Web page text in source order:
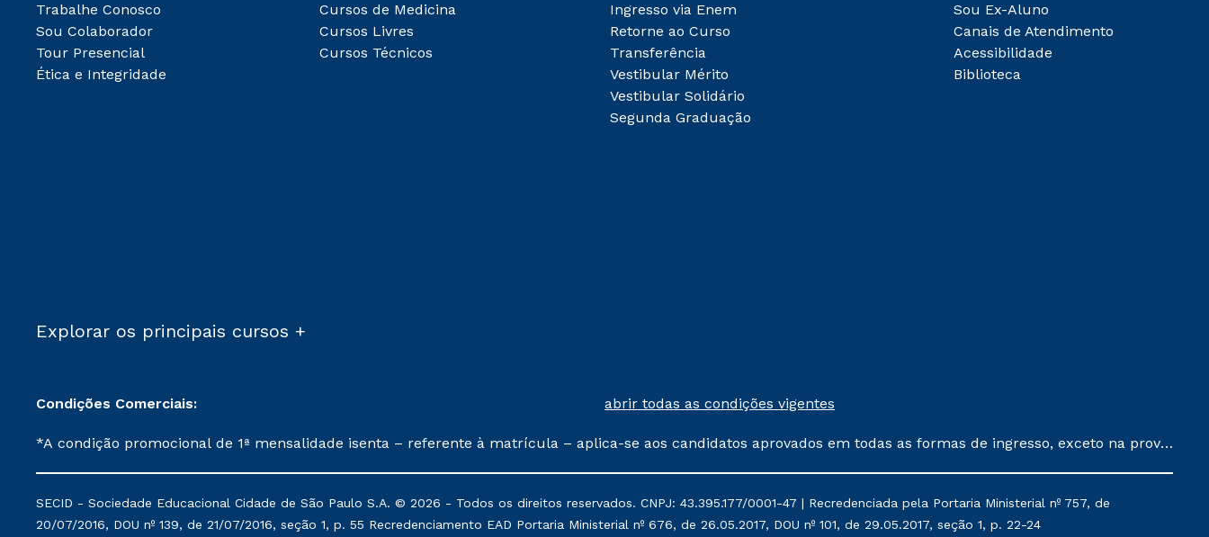
Trabalhe Conosco
Sou Colaborador
Tour Presencial
Ética e Integridade
Cursos de Medicina
Cursos Livres
Cursos Técnicos
Ingresso via Enem
Retorne ao Curso
Transferência
Vestibular Mérito
Vestibular Solidário
Segunda Graduação
Sou Ex-Aluno
Canais de Atendimento
Acessibilidade
Biblioteca
Explorar os principais cursos +
Condições Comerciais: abrir todas as condições vigentes
*A condição promocional de 1ª mensalidade isenta – referente à matrícula – aplica-se aos candidatos aprovados em todas as formas de ingresso, exceto na prova
de Medicina, e também para matriculados via FIES, Prouni e outros programas governamentais, e não se acumula com nenhuma outra campanha ofertada pela
Instituição. **Semipresencial é um formato do Ensino a Distância. ***Descontos comerciais oferecidos serão mantidos conforme negociação. Descontos
SECID - Sociedade Educacional Cidade de São Paulo S.A. © 2026 - Todos os direitos reservados. CNPJ: 43.395.177/0001-47 | Recredenciada pela Portaria Ministerial nº 757, de
20/07/2016, DOU nº 139, de 21/07/2016, seção 1, p. 55 Recredenciamento EAD Portaria Ministerial nº 676, de 26.05.2017, DOU nº 101, de 29.05.2017, seção 1, p. 22-24